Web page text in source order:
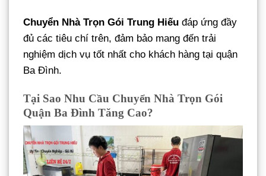
Chuyển Nhà Trọn Gói Trung Hiếu đáp ứng đầy
đủ các tiêu chí trên, đảm bảo mang đến trải
nghiệm dịch vụ tốt nhất cho khách hàng tại quận
Ba Đình.
Tại Sao Nhu Cầu Chuyển Nhà Trọn Gói
Quận Ba Đình Tăng Cao?